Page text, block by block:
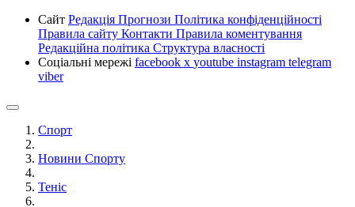
Сайт Редакція Прогнози Політика конфіденційності
Правила сайту Контакти Правила коментування
Редакційна політика Структура власності
Соціальні мережі facebook x youtube instagram telegram
viber
Спорт
Новини Спорту
Теніс